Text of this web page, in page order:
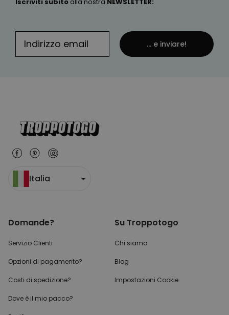
... e inviare!
Italia
Domande?
Servizio Clienti
Opzioni di pagamento?
Costi di spedizione?
Dove è il mio pacco?
Su Troppotogo
Chi siamo
Blog
Impostazioni Cookie